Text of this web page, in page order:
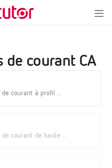
de courant CA
de courant à profil ...
de courant de haute ...